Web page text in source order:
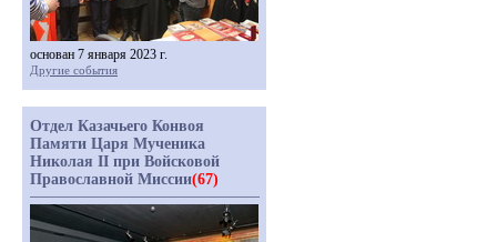
основан 7 января 2023 г.
Другие события
Отдел Казачьего Конвоя
Памяти Царя Мученика
Николая II при Войсковой
Православной Миссии(67)